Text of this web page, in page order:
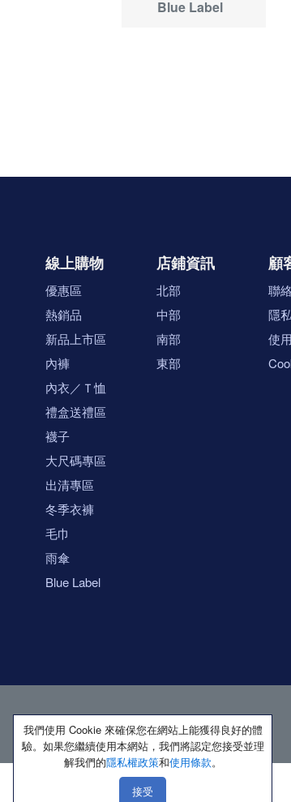
Blue Label
線上購物
優惠區
熱銷品
新品上市區
內褲
內衣／Ｔ恤
禮盒送禮區
襪子
大尺碼專區
出清專區
冬季衣褲
毛巾
雨傘
Blue Label
店鋪資訊
北部
中部
南部
東部
顧
聯
隱
使
著作權所有 保留一切權利
我們使用 Cookie 來確保您在網站上能獲得良好的體
驗。如果您繼續使用本網站，我們將認定您接受並理
解我們的隱私權政策和使用條款。
接受